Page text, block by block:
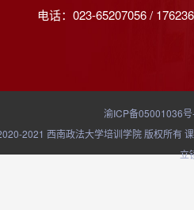
电话：023-65207056 /
渝ICP备05001036
2021 西南政法大学培训学院 版权所有
立